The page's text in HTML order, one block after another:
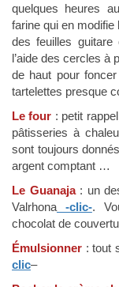
quelques heures
farine qui en
des feuilles
l’aide des cercles à
de haut pour
tartelettes presque
Le four : petit
pâtisseries à
sont toujours
argent comptant …
Le Guanaja : un
Valrhona -clic-.
chocolat de
Émulsionner : tout
clic–